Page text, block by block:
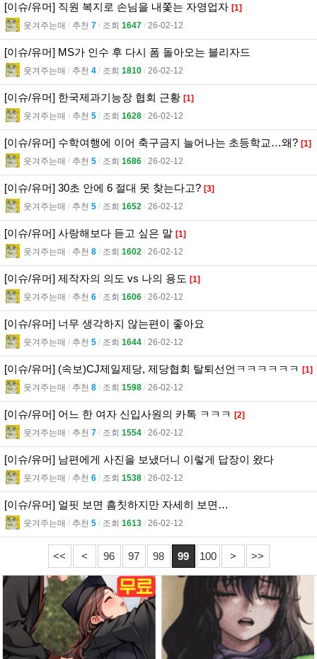
[이슈/유머] 직원 복지로 손님을 내쫓는 자영업자 [1]
웃겨주는매 l 추천 7 l 조회 1647 l 26-02-12
[이슈/유머] MS가 인수 후 다시 폼 돌아오는 블리자드
웃겨주는매 l 추천 4 l 조회 1810 l 26-02-12
[이슈/유머] 한국제과기능장 협회 근황 [1]
웃겨주는매 l 추천 5 l 조회 1628 l 26-02-12
[이슈/유머] 수학여행에 이어 축구금지 늘어나는 초등학교…왜? [1]
웃겨주는매 l 추천 5 l 조회 1686 l 26-02-12
[이슈/유머] 30초 안에 6 절대 못 찾는다고? [3]
웃겨주는매 l 추천 5 l 조회 1652 l 26-02-12
[이슈/유머] 사랑해보다 듣고 싶은 말 [1]
웃겨주는매 l 추천 8 l 조회 1602 l 26-02-12
[이슈/유머] 제작자의 의도 vs 나의 용도 [1]
웃겨주는매 l 추천 6 l 조회 1606 l 26-02-12
[이슈/유머] 너무 생각하지 않는편이 좋아요
웃겨주는매 l 추천 5 l 조회 1644 l 26-02-12
[이슈/유머] (속보)CJ제일제당, 제당협회 탈퇴선언ㅋㅋㅋㅋㅋㅋ
[1]
웃겨주는매 l 추천 8 l 조회 1598 l 26-02-12
[이슈/유머] 어느 한 여자 신입사원의 카톡 ㅋㅋㅋ
[2]
웃겨주는매 l 추천 7 l 조회 1554 l 26-02-12
[이슈/유머] 남편에게 사진을 보냈더니 이렇게 답장이 왔다
웃겨주는매 l 추천 6 l 조회 1538 l 26-02-12
[이슈/유머] 얼핏 보면 흠칫하지만 자세히 보면…
웃겨주는매 l 추천 5 l 조회 1613 l 26-02-12
<< < 96 97 98 99 100 > >>